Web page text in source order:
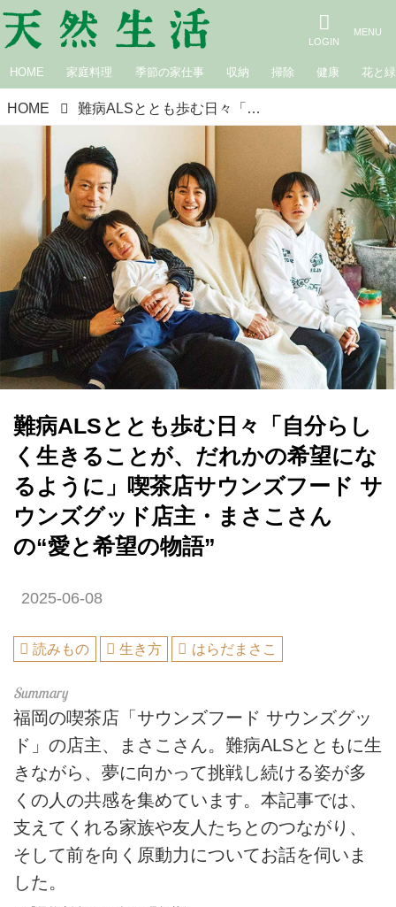
HOME 家庭料理 季節の家仕事 収納 掃除 健康 花と緑
HOME 難病ALSととも歩む日々「自分らしく生きることが、だれかの希望になるように」喫茶店サウンズフード サウンズグッド店主・まさこさんの“愛と希望の物語”
難病ALSととも歩む日々「自分らし
く生きることが、だれかの希望にな
るように」喫茶店サウンズフード サ
ウンズグッド店主・まさこさん
の“愛と希望の物語”
2025-06-08
読みもの 生き方 はらだまさこ
福岡の喫茶店「サウンズフード サウンズグッ
ド」の店主、まさこさん。難病ALSとともに生
きながら、夢に向かって挑戦し続ける姿が多
くの人の共感を集めています。本記事では、
支えてくれる家族や友人たちとのつながり、
そして前を向く原動力についてお話を伺いま
した。